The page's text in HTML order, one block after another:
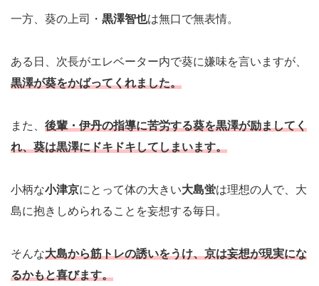
一方、葵の上司・ 黒澤智也は無口で無表情。
ある日、次長がエレベーター内で葵に嫌味を言いますが、
黒澤が葵をかばってくれました。
また、 後輩・伊丹の指導に苦労する葵を黒澤が励ましてく
れ、葵は黒澤にドキドキしてしまいます。
小柄な小津京にとって体の大きい大島蛍は理想の人で、大
島に抱きしめられることを妄想する毎日。
そんな大島から筋トレの誘いをうけ、京は妄想が現実にな
るかもと喜びます。